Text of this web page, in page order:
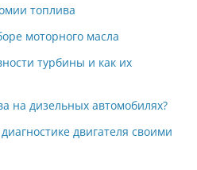
топлива
моторного масла
турбины и как их
на дизельных автомобилях?
двигателя своими